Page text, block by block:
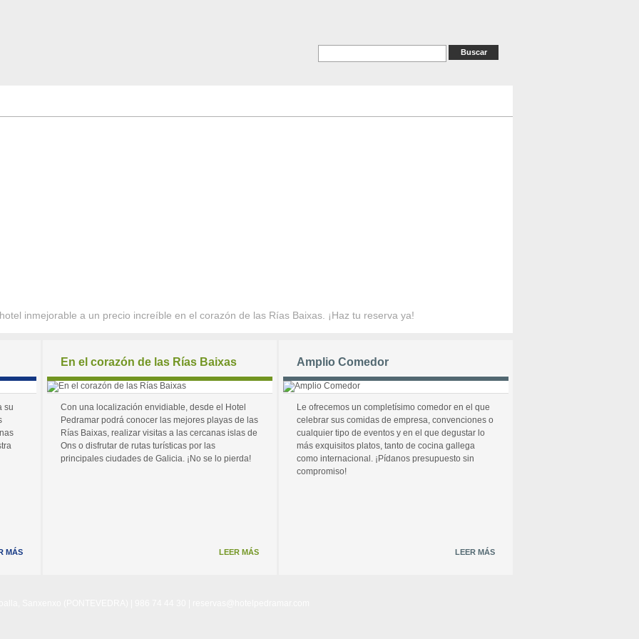
inmejorable a un precio increíble en el corazón de las Rías Baixas. ¡Haz tu reserva ya!
su
MÁS
En el corazón de las Rías Baixas
Con una localización envidiable, desde el Hotel
Pedramar podrá conocer las mejores playas de las
Rías Baixas, realizar visitas a las cercanas islas de
Ons o disfrutar de rutas turísticas por las
principales ciudades de Galicia. ¡No se lo pierda!
LEER MÁS
Amplio Comedor
Le ofrecemos un completísimo comedor en el que
celebrar sus comidas de empresa, convenciones o
cualquier tipo de eventos y en el que degustar lo
más exquisitos platos, tanto de cocina gallega
como internacional. ¡Pídanos presupuesto sin
compromiso!
LEER MÁS